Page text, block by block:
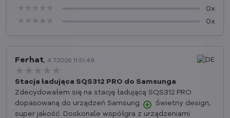
0x
0x
Ferhat, 4.7.2026 11:51.49
Stacja ładująca SQS312 PRO do Samsunga
Zdecydowałem się na stację ładującą SQS312 PRO
dopasowaną do urządzeń Samsung.
Świetny design,
super jakość. Doskonale współgra z urządzeniami